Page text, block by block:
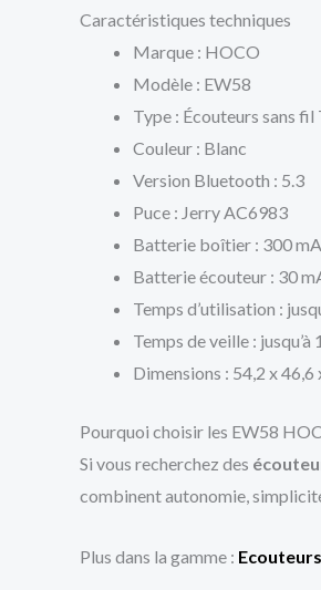
Caractéristiques techniques
Marque : HOCO
Modèle : EW58
Type : Écouteurs sans fil
Couleur : Blanc
Version Bluetooth : 5.3
Puce : Jerry AC6983
Batterie boîtier : 300
Batterie écouteur : 30
Temps d’utilisation :
Temps de veille : jusqu’à
Dimensions : 54,2 x 46,6
Pourquoi choisir les EW58
Si vous recherchez des
combinent autonomie,
Plus dans la gamme :